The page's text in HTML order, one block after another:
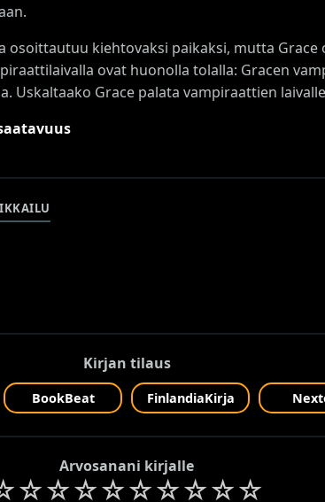
osoittautuu kiehtovaksi paikaksi, mutta Grace
ovat huonolla tolalla: Gracen
Uskaltaako Grace palata vampiraattien
Kirjan tilaus
BookBeat FinlandiaKirja
Arvosanani kirjalle
☆☆☆☆☆☆☆☆☆